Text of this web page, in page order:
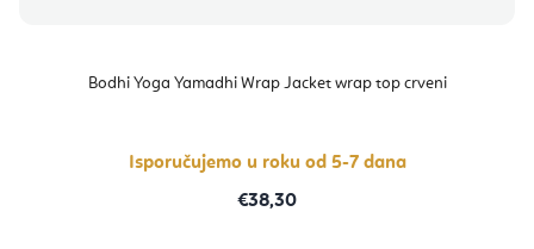
Bodhi Yoga Yamadhi Wrap Jacket wrap top crveni
Isporučujemo u roku od 5-7 dana
€38,30